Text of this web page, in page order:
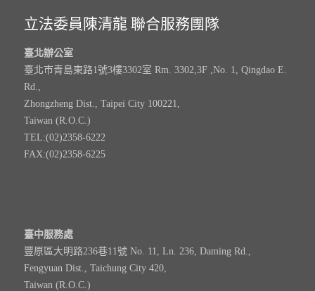
立法委員陳清龍 聯合服務團隊
臺北辦公室
臺北市青島東路1號3樓3302室 Rm. 3302,3F ,No. 1, Qingdao E.
Rd.,
Zhongzheng Dist., Taipei City 100221,
Taiwan (R.O.C.)
TEL:(02)2358-6222
FAX:(02)2358-6225
臺中服務處
豐原區大明路236巷11號 No. 11, Ln. 236, Daming Rd.,
Fengyuan Dist., Taichung City 420,
Taiwan (R.O.C.)